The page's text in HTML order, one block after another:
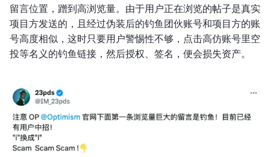
留言位置，蹭到高浏览量。由于用户正在浏览的帖子是真实
项目方发送的，且经过伪装后的钓鱼团伙账号和项目方的账
号高度相似，这时只要用户警惕性不够，点击高仿账号里空
投等名义的钓鱼链接，然后授权、签名，便会损失资产。